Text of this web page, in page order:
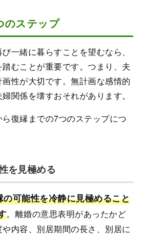
のステップ
一緒に暮らすことを望むなら、
むことが重要です。つまり、夫
性が大切です。無計画な感情的
関係を壊すおそれがあります。
復縁までの7つのステップにつ
を見極める
の可能性を冷静に見極めること
。離婚の意思表明があったかど
内容、別居期間の長さ、別居に